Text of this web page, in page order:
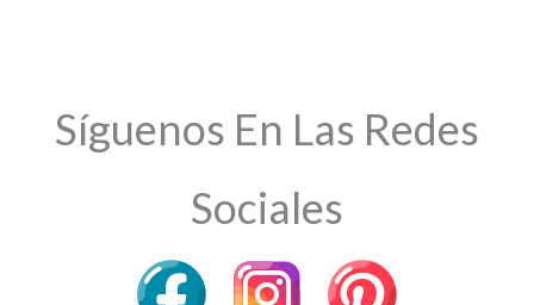
Síguenos En Las Redes
Sociales